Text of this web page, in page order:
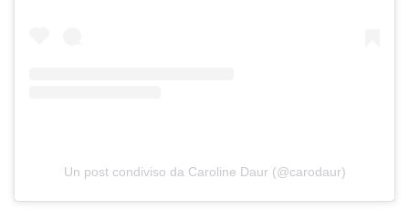
Un post condiviso da Caroline Daur (@carodaur)